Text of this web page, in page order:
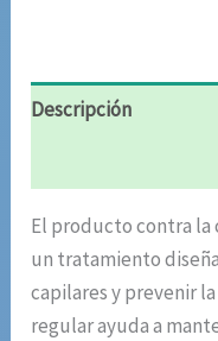
Descripción
El producto contra la
un tratamiento
capilares y prevenir
regular ayuda a